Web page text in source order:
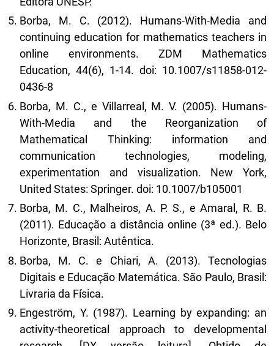
Borba, M. C. (2012). Humans-With-Media and
continuing education for mathematics teachers in
online environments. ZDM Mathematics
Education, 44(6), 1-14. doi: 10.1007/s11858-012-
0436-8
Borba, M. C., e Villarreal, M. V. (2005). Humans-
With-Media and the Reorganization of
Mathematical Thinking: information and
communication technologies, modeling,
experimentation and visualization. New York,
United States: Springer. doi: 10.1007/b105001
Borba, M. C., Malheiros, A. P. S., e Amaral, R. B.
(2011). Educação a distância online (3ª ed.). Belo
Horizonte, Brasil: Autêntica.
Borba, M. C. e Chiari, A. (2013). Tecnologias
Digitais e Educação Matemática. São Paulo, Brasil:
Livraria da Física.
Engeström, Y. (1987). Learning by expanding: an
activity-theoretical approach to developmental